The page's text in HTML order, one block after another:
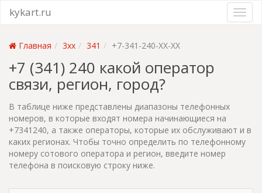
kykart.ru
Главная 3xx 341 +7-341-240-XX-XX
+7 (341) 240 какой оператор
связи, регион, город?
В таблице ниже представлены диапазоны телефонных
номеров, в которые входят номера начинающиеся на
+7341240, а также операторы, которые их обслуживают и в
каких регионах. Чтобы точно определить по телефонному
номеру сотового оператора и регион, введите номер
телефона в поисковую строку ниже.